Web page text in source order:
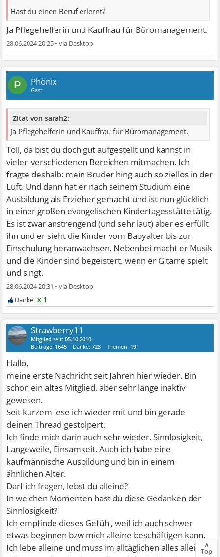
Hast du einen Beruf erlernt?
Ja Pflegehelferin und Kauffrau für Büromanagement.
28.06.2024 20:25 •
P Phönix
Gast
Zitat von sarah2:
Ja Pflegehelferin und Kauffrau für Büromanagement.
Toll, da bist du doch gut aufgestellt und kannst in
vielen verschiedenen Bereichen mitmachen. Ich
fragte deshalb: mein Bruder hing auch so ziellos in der
Luft. Und dann hat er nach seinem Studium eine
Ausbildung als Erzieher gemacht und ist nun glücklich
in einer großen evangelischen Kindertagesstätte tätig.
Es ist zwar anstrengend (und sehr laut) aber es erfüllt
ihn und er sieht die Kinder vom Babyalter bis zur
Einschulung heranwachsen. Nebenbei macht er Musik
und die Kinder sind begeistert, wenn er Gitarre spielt
und singt.
28.06.2024 20:31 •
x 1
Strawberry11
Mitglied seit:05.10.2010
Beiträge: 1645 Danke:723 Themen: 19
Hallo,
meine erste Nachricht seit Jahren hier wieder. Bin
schon ein altes Mitglied, aber sehr lange inaktiv
gewesen.
Seit kurzem lese ich wieder mit und bin gerade
deinen Thread gestolpert.
Ich finde mich darin auch sehr wieder. Sinnlosigkeit,
Langeweile, Einsamkeit. Auch ich habe eine
kaufmännische Ausbildung und bin in einem
ähnlichen Alter.
Darf ich fragen, lebst du alleine?
In welchen Momenten hast du diese Gedanken der
Sinnlosigkeit?
Ich empfinde dieses Gefühl, weil ich auch schwer
etwas beginnen bzw mich alleine beschäftigen kann.
Ich lebe alleine und muss im alltäglichen alles alleine∧
Top